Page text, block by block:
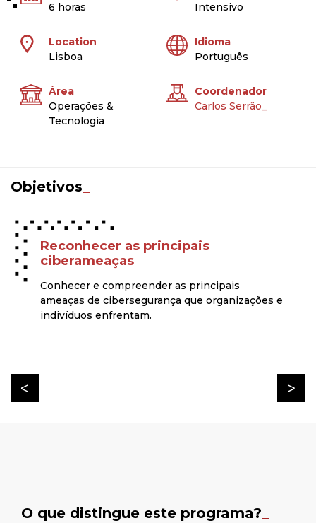
6 horas
Intensivo
Location
Lisboa
Idioma
Português
Área
Operações &
Tecnologia
Coordenador
Carlos Serrão_
Objetivos
Reconhecer as principais
ciberameaças
Conhecer e compreender as principais
ameaças de cibersegurança que organizações e
indivíduos enfrentam.
O que distingue este programa?